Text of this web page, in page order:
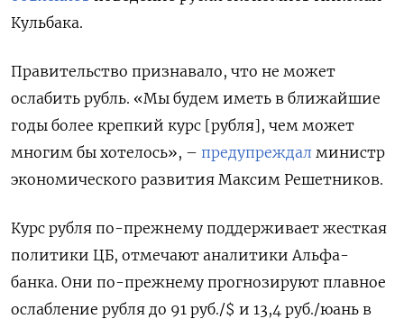
Кульбака.
Правительство признавало, что не может
ослабить рубль. «Мы будем иметь в ближайшие
годы более крепкий курс [рубля], чем может
многим бы хотелось», – предупреждал министр
экономического развития Максим Решетников.
Курс рубля по-прежнему поддерживает жесткая
политики ЦБ, отмечают аналитики Альфа-
банка. Они по-прежнему прогнозируют плавное
ослабление рубля до 91 руб./$ и 13,4 руб./юань в